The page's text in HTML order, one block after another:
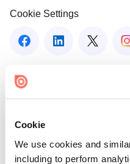
Cookie
We use cookies and
including to perform
Cookie Settings